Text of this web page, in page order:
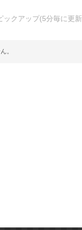
クアップ(5分毎に更
。